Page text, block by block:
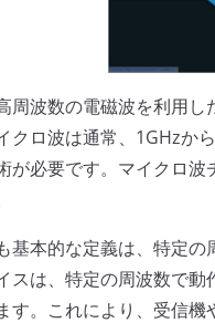
周波数の電磁波を利用
クロ波は通常、1GHzか
が必要です。マイクロ
基本的な定義は、特定
スは、特定の周波数で
す。これにより、受信